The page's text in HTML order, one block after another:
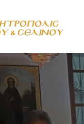
Αρχική